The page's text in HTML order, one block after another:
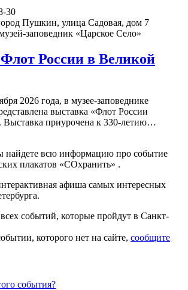
30
Пушкин, улица Садовая, дом 7
заповедник «Царское Село»
России в Великой
2026 года, в музее-заповеднике
выставка «Флот России
Выставка приурочена к 330-летию…
найдете всю информацию про событие
плакатов «СОхранить» .
афиша самых интересных
событий, которые пройдут в Санкт-
которого нет на сайте, сообщите
события?